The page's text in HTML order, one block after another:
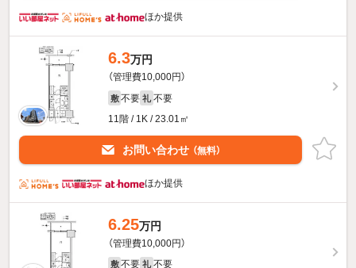
ほか提供
6.3万円
（管理費10,000円）
敷 不要 礼 不要
11階 / 1K / 23.01㎡
お問い合わせ （無料）
ほか提供
6.25万円
（管理費10,000円）
敷 不要 礼 不要